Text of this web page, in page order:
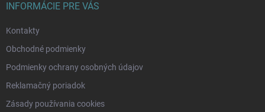
INFORMÁCIE PRE VÁS
Kontakty
Obchodné podmienky
Podmienky ochrany osobných údajov
Reklamačný poriadok
Zásady používania cookies